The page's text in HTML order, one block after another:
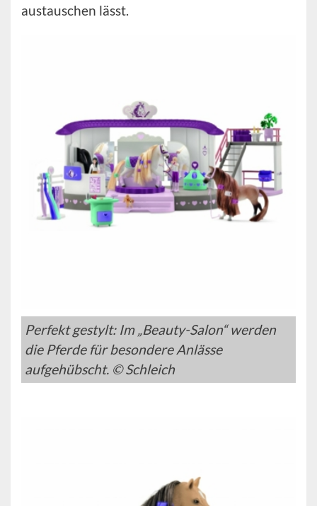
austauschen lässt.
Perfekt gestylt: Im „Beauty-Salon“ werden
die Pferde für besondere Anlässe
aufgehübscht. © Schleich